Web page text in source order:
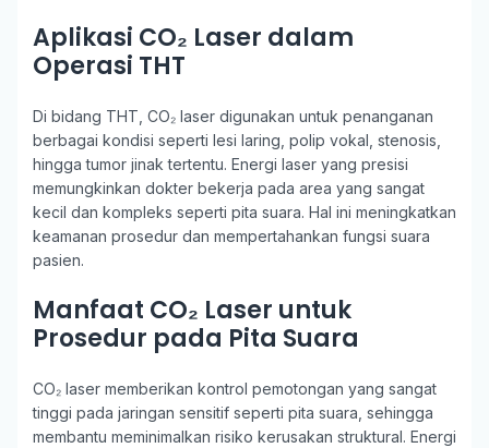
Aplikasi CO₂ Laser dalam
Operasi THT
Di bidang THT, CO₂ laser digunakan untuk penanganan
berbagai kondisi seperti lesi laring, polip vokal, stenosis,
hingga tumor jinak tertentu. Energi laser yang presisi
memungkinkan dokter bekerja pada area yang sangat
kecil dan kompleks seperti pita suara. Hal ini meningkatkan
keamanan prosedur dan mempertahankan fungsi suara
pasien.
Manfaat CO₂ Laser untuk
Prosedur pada Pita Suara
CO₂ laser memberikan kontrol pemotongan yang sangat
tinggi pada jaringan sensitif seperti pita suara, sehingga
membantu meminimalkan risiko kerusakan struktural. Energi